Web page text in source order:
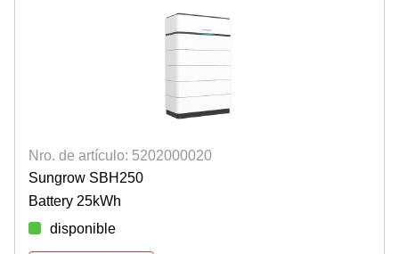
Nro. de artículo: 5202000020
Sungrow SBH250
Battery 25kWh
disponible